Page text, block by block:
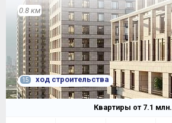
0.8 км
15 ход строительства
Квартиры от 7.1 млн.